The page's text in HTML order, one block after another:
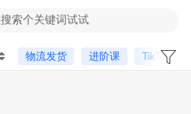
搜索个关键词试试
物流发货 进阶课 TikTok